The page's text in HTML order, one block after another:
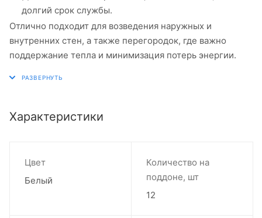
долгий срок службы.
Отлично подходит для возведения наружных и
внутренних стен, а также перегородок, где важно
поддержание тепла и минимизация потерь энергии.
Характеристики
Цвет
Белый
Количество на
поддоне, шт
12